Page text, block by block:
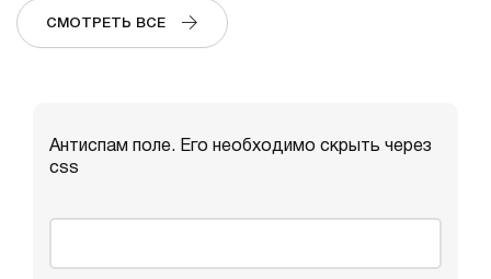
СМОТРЕТЬ ВСЕ
Антиспам поле. Его необходимо скрыть через
css